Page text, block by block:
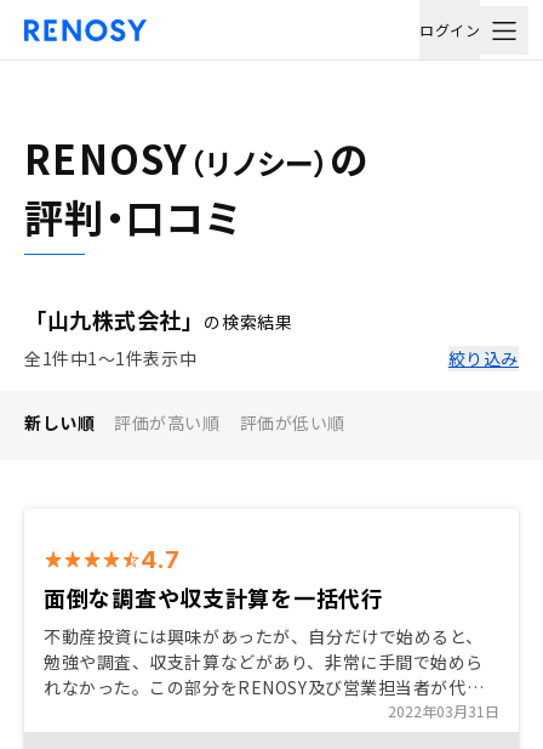
ログイン
RENOSY （リノシー） の
評判・口コミ
「山九株式会社」 の検索結果
全1件中1〜1件表示中
絞り込み
新しい順 評価が高い順 評価が低い順
4.7
面倒な調査や収支計算を一括代行
不動産投資には興味があったが、自分だけで始めると、
勉強や調査、収支計算などがあり、非常に手間で始めら
れなかった。この部分をRENOSY及び営業担当者が代行
してくれる事で不動産投資へ積極的になり、購入を決意
出来た。 都内だけで無く、郊外や海外物件も一つの商品
2022年03月31日